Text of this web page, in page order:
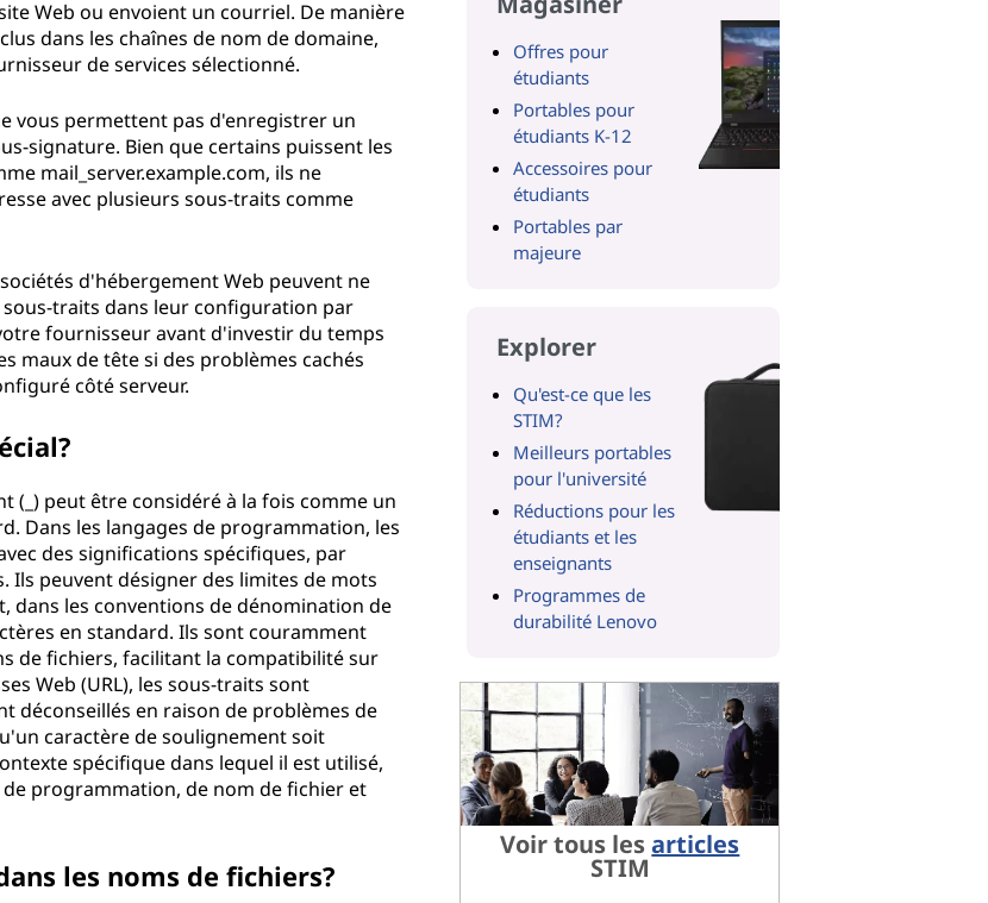
Web ou envoient un courriel. De manière
dans les chaînes de nom de domaine,
de services sélectionné.
vous permettent pas d'enregistrer un
signature. Bien que certains puissent les
mail_server.example.com, ils ne
avec plusieurs sous-traits comme
d'hébergement Web peuvent ne
traits dans leur configuration par
fournisseur avant d'investir du temps
maux de tête si des problèmes cachés
côté serveur.
(_) peut être considéré à la fois comme un
Dans les langages de programmation, les
des significations spécifiques, par
Ils peuvent désigner des limites de mots
dans les conventions de dénomination de
en standard. Ils sont couramment
de fichiers, facilitant la compatibilité sur
Web (URL), les sous-traits sont
déconseillés en raison de problèmes de
caractère de soulignement soit
spécifique dans lequel il est utilisé,
programmation, de nom de fichier et
les noms de fichiers?
Offres pour
étudiants
Portables pour
étudiants K-12
Accessoires pour
étudiants
Portables par
majeure
Explorer
Qu'est-ce que les
STIM?
Meilleurs portables
pour l'université
Réductions pour les
étudiants et les
enseignants
Programmes de
durabilité Lenovo
Voir tous lesarticles
STIM